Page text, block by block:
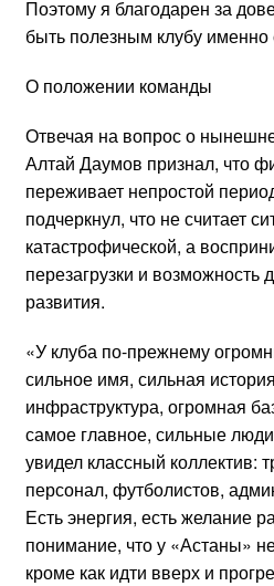
Поэтому я благодарен за
быть полезным клубу именно
О положении команды
Отвечая на вопрос о
Алтай Даумов признал, что
переживает непростой
подчеркнул, что не считает
катастрофической, а
перезагрузки и возможность
развития.
«У клуба по-прежнему
сильное имя, сильная
инфраструктура, огромная
самое главное, сильные
увидел классный коллектив:
персонал, футболистов,
Есть энергия, есть желание
понимание, что у «Астаны»
кроме как идти вверх и